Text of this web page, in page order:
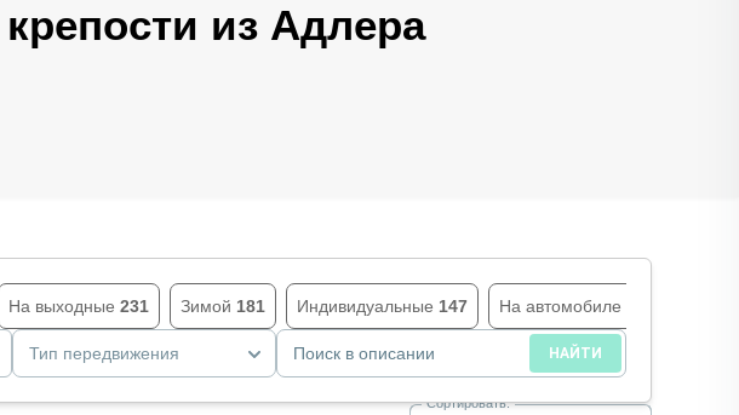
из Адлера
На выходные 231 Зимой 181 Индивидуальные 147 На автомобиле
Тип передвижения Поиск в описании НАЙТИ
Сортировать: